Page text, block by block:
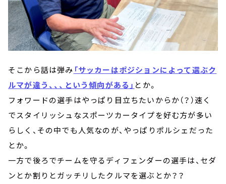
そこから話は弾み 「サッカーはポジションによって選ぶク
ルマが違う、、、という傾向がある」 とか。
フォワードの選手はやっぱり目立ちたいからか（？）速く
でスタイリッシュなスポーツカータイプを好む方が多い
らしく、その中でも人気なのが、やっぱりポルシェだった
とか。
一方で後ろでチームを守るディフェンダーの選手は、セダ
ンとか割りとガッチリしたクルマを選ぶとか？？